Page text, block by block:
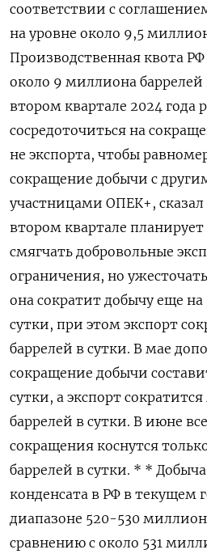
соответствии с
на уровне около 9,5
Производственная квота
около 9 миллиона баррелей
втором квартале 2024 года
сосредоточиться на
не экспорта, чтобы
сокращение добычи с
участницами ОПЕК+,
втором квартале
смягчать добровольные
ограничения, но
она сократит добычу еще на
сутки, при этом экспорт
баррелей в сутки. В мае
сокращение добычи
сутки, а экспорт
баррелей в сутки. В июне
сокращения коснутся
баррелей в сутки. * *
конденсата в РФ в текущем
диапазоне 520-530
сравнению с около 531